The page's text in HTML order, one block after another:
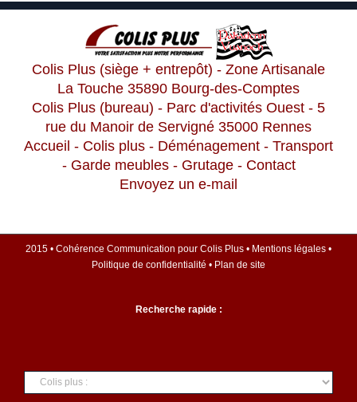
Colis Plus (siège + entrepôt) - Zone Artisanale
La Touche 35890 Bourg-des-Comptes
Colis Plus (bureau) - Parc d'activités Ouest - 5
rue du Manoir de Servigné 35000 Rennes
Accueil - Colis plus - Déménagement - Transport
- Garde meubles- Grutage- Contact
Envoyez un e-mail
2015 • Cohérence Communication pour Colis Plus • Mentions légales •
Politique de confidentialité • Plan de site
Recherche rapide :